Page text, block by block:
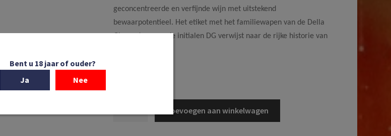
geconcentreerde en verfijnde wijn met uitstekend
bewaarpotentieel. Het etiket met het familiewapen van de Della
Gherardesca en de initialen DG verwijst naar de rijke historie van
Guado
Toevoegen aan winkelwagen
Bent u 18 jaar of ouder?
Ja
Nee